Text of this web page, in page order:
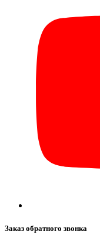
Заказ обратного звонка